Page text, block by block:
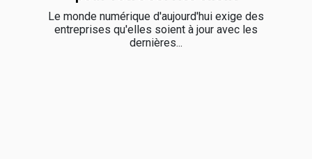
Le monde numérique d'aujourd'hui exige des
entreprises qu'elles soient à jour avec les
dernières...